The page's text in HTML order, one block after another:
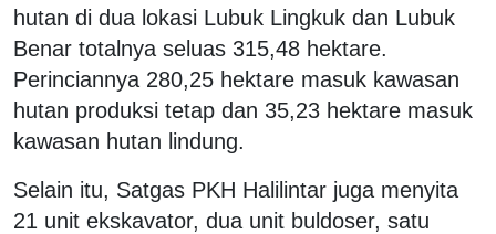
hutan di dua lokasi Lubuk Lingkuk dan Lubuk
Benar totalnya seluas 315,48 hektare.
Perinciannya 280,25 hektare masuk kawasan
hutan produksi tetap dan 35,23 hektare masuk
kawasan hutan lindung.
Selain itu, Satgas PKH Halilintar juga menyita
21 unit ekskavator, dua unit buldoser, satu